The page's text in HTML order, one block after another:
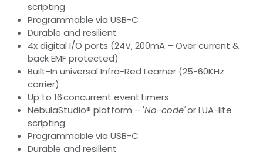
scripting
Programmable via USB-C
Durable and resilient
4x digital I/O ports (24V, 200mA – Over current &
back EMF protected)
Built-In universal Infra-Red Learner (25-60KHz
carrier)
Up to 16 concurrent event timers
NebulaStudio® platform – 'No-code'or LUA-lite
scripting
Programmable via USB-C
Durable and resilient